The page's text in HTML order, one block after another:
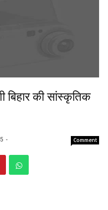
बिहार की सांस्कृतिक
Comment